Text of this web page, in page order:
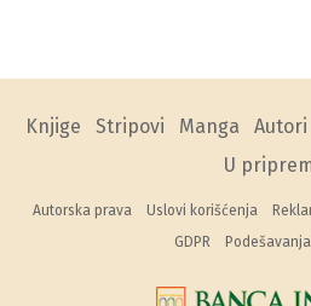
Knjige Stripovi Manga Autori
U
Autorska prava Uslovi korišćenja
GDPR